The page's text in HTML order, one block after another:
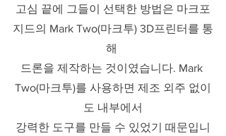
고심 끝에 그들이 선택한 방법은 마크포
지드의 Mark Two(마크투) 3D프린터를 통
해
드론을 제작하는 것이였습니다. Mark
Two(마크투)를 사용하면 제조 외주 없이
도 내부에서
강력한 도구를 만들 수 있었기 때문입니